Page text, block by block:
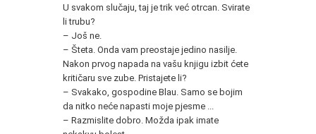
U svakom slučaju, taj je trik već otrcan. Svirate
li trubu?
– Još ne.
– Šteta. Onda vam preostaje jedino nasilje.
Nakon prvog napada na vašu knjigu izbit ćete
kritičaru sve zube. Pristajete li?
– Svakako, gospodine Blau. Samo se bojim
da nitko neće napasti moje pjesme ...
– Razmislite dobro. Možda ipak imate